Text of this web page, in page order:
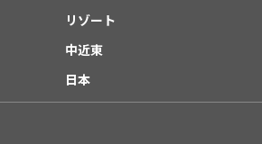
リゾート
中近東
日本